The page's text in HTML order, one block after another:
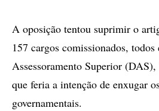
A oposição tentou suprimir o
157 cargos comissionados,
Assessoramento Superior
que feria a intenção de enxugar
governamentais.